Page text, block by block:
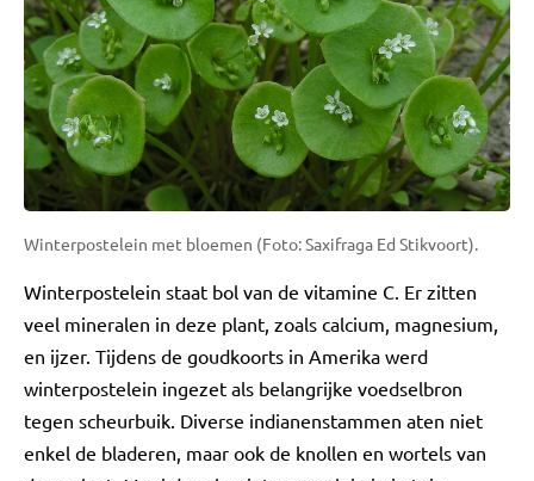
Winterpostelein met bloemen (Foto: Saxifraga Ed Stikvoort).
Winterpostelein staat bol van de vitamine C. Er zitten
veel mineralen in deze plant, zoals calcium, magnesium,
en ijzer. Tijdens de goudkoorts in Amerika werd
winterpostelein ingezet als belangrijke voedselbron
tegen scheurbuik. Diverse indianenstammen aten niet
enkel de bladeren, maar ook de knollen en wortels van